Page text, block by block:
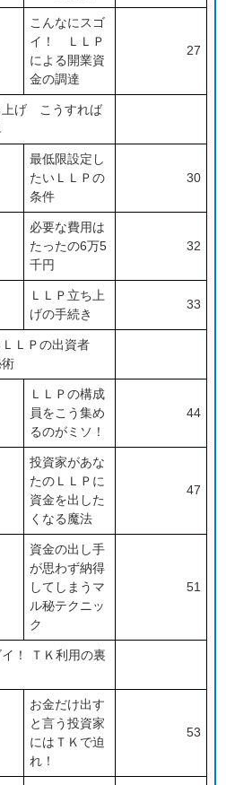
こんなにスゴ
イ！ ＬＬＰ
による開業資
金の調達
27
上げ こうすれば
最低限設定し
たいＬＬＰの
条件
30
必要な費用は
たったの6万5
千円
32
ＬＬＰ立ち上
げの手続き
33
ＬＬＰの出資者
ＬＬＰの構成
員をこう集め
るのがミソ！
44
投資家があな
たのＬＬＰに
資金を出した
くなる魔法
47
資金の出し手
が思わず納得
してしまうマ
ル秘テクニッ
ク
51
！ ＴＫ利用の裏
お金だけ出す
と言う投資家
にはＴＫで迫
れ！
53